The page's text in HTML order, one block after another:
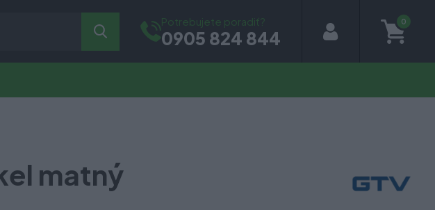
Potrebujete poradiť?
0905 824 844
0
matný